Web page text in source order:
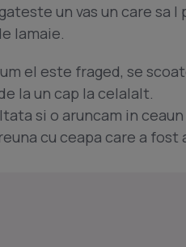
un vas un care sa
lamaie.
el este fraged, se
la un cap la celalalt.
si o aruncam in
cu ceapa care a fost